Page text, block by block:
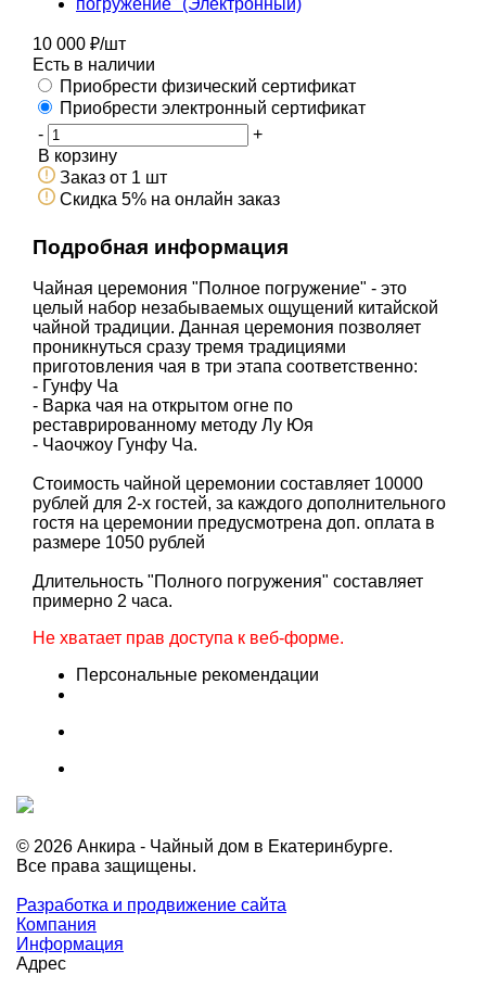
10 000 ₽/шт
Есть в наличии
Приобрести физический сертификат
Приобрести электронный сертификат
-
+
В корзину
Заказ от 1 шт
Скидка 5% на онлайн заказ
Подробная информация
Чайная церемония "Полное погружение" - это
целый набор незабываемых ощущений китайской
чайной традиции. Данная церемония позволяет
проникнуться сразу тремя традициями
приготовления чая в три этапа соответственно:
- Гунфу Ча
- Варка чая на открытом огне по
реставрированному методу Лу Юя
- Чаочжоу Гунфу Ча.
Стоимость чайной церемонии составляет 10000
рублей для 2-х гостей, за каждого дополнительного
гостя на церемонии предусмотрена доп. оплата в
размере 1050 рублей
Длительность "Полного погружения" составляет
примерно 2 часа.
Не хватает прав доступа к веб-форме.
Персональные рекомендации
© 2026 Анкира - Чайный дом в Екатеринбурге.
Все права защищены.
Разработка и продвижение сайта
Компания
Информация
Адрес